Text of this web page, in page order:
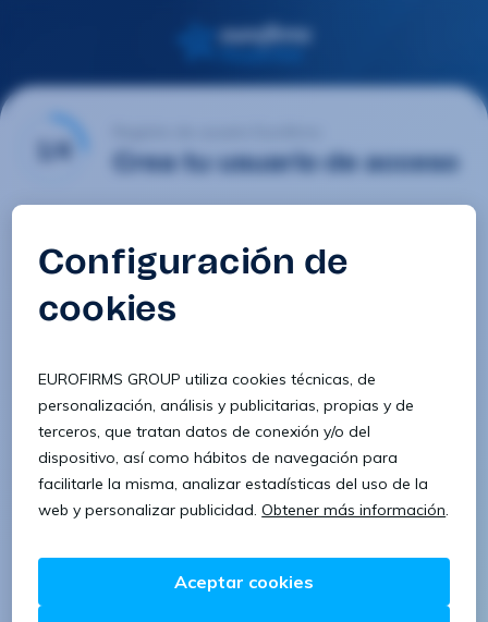
1/4 Crea tu usuario de acceso
Contraseña
Confirmar contraseña
8 caracteres 1 letra minúscula
1 letra mayúscula 1 número